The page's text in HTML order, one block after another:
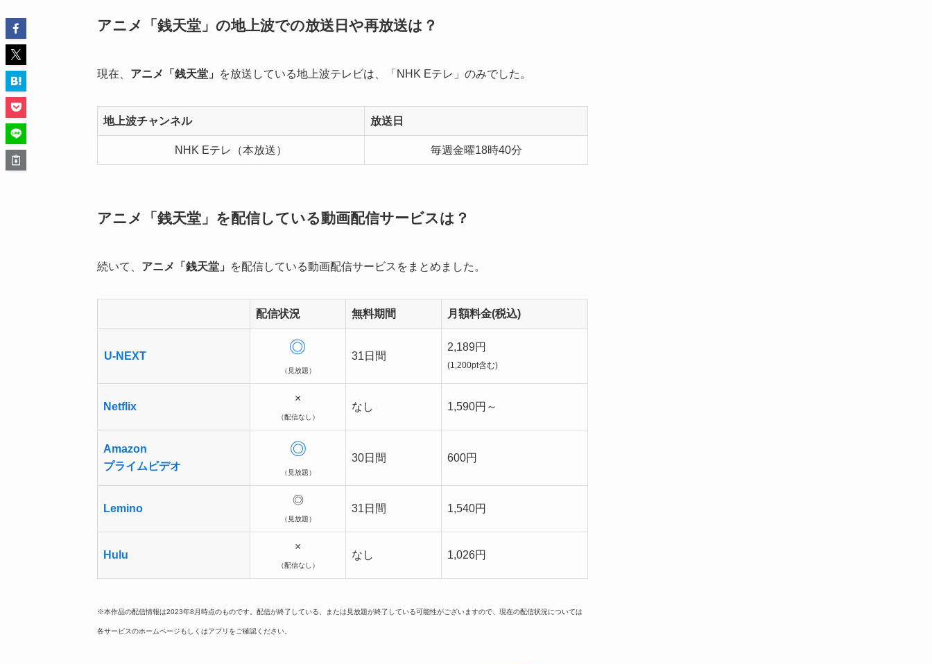
アニメ「銭天堂」の地上波での放送日や再放送は？
現在、 アニメ「銭天堂」 を放送している地上波テレビは、「NHK Eテレ」のみでした。
地上波チャンネル 放送日
NHK Eテレ（本放送） 毎週金曜18時40分
アニメ「銭天堂」を配信している動画配信サービスは？
続いて、 アニメ「銭天堂」 を配信している動画配信サービスをまとめました。
配信状況 無料期間 月額料金(税込)
U-NEXT ◎
（見放題）
31日間
2,189円
(1,200pt含む)
Netflix
×
（配信なし）
なし 1,590円～
Amazon
プライムビデオ
◎
（見放題）
30日間 600円
Lemino
◎
（見放題）
31日間 1,540円
Hulu
×
（配信なし）
なし 1,026円
※本作品の配信情報は2023年8月時点のものです。配信が終了している、または見放題が終了している可能性がございますので、現在の配信状況については
各サービスのホームページもしくはアプリをご確認ください。